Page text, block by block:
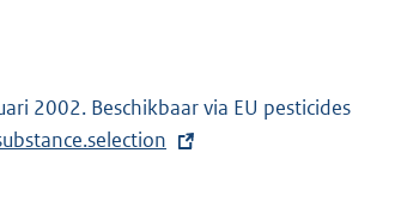
2002. Beschikbaar via EU pesticides